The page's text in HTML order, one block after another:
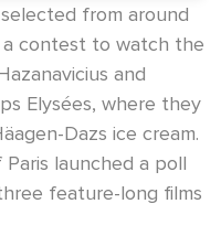
from around
contest to watch the
and
Elysées, where they
Dazs ice cream.
launched a poll
feature-long films